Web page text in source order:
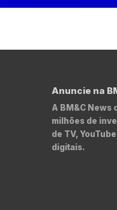
Anuncie na
A BM&C News
milhões de
de TV,
digitais.